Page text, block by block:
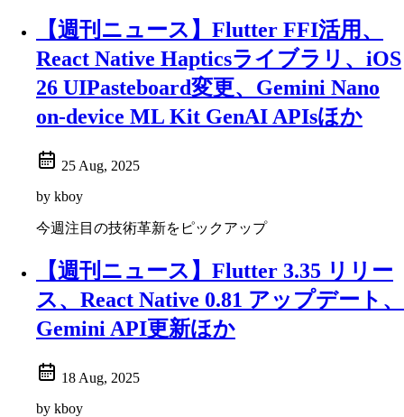
【週刊ニュース】Flutter FFI活用、
React Native Hapticsライブラリ、iOS
26 UIPasteboard変更、Gemini Nano
on-device ML Kit GenAI APIsほか
25 Aug, 2025
by kboy
今週注目の技術革新をピックアップ
【週刊ニュース】Flutter 3.35 リリー
ス、React Native 0.81 アップデート、
Gemini API更新ほか
18 Aug, 2025
by kboy